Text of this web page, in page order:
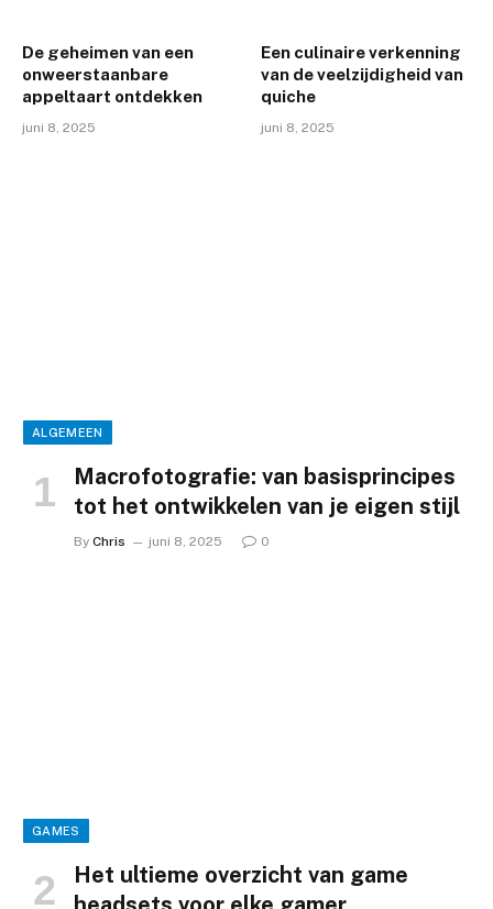
De geheimen van een
onweerstaanbare
appeltaart ontdekken
juni 8, 2025
Een culinaire verkenning
van de veelzijdigheid van
quiche
juni 8, 2025
ALGEMEEN
Macrofotografie: van basisprincipes
tot het ontwikkelen van je eigen stijl
By Chris juni 8, 2025 0
GAMES
Het ultieme overzicht van game